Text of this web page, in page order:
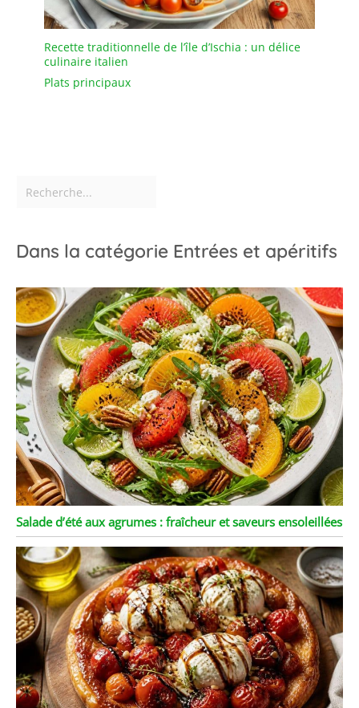
Recette traditionnelle de l’île d’Ischia : un délice
culinaire italien
Plats principaux
Dans la catégorie Entrées et apéritifs
Salade d’été aux agrumes : fraîcheur et saveurs ensoleillées